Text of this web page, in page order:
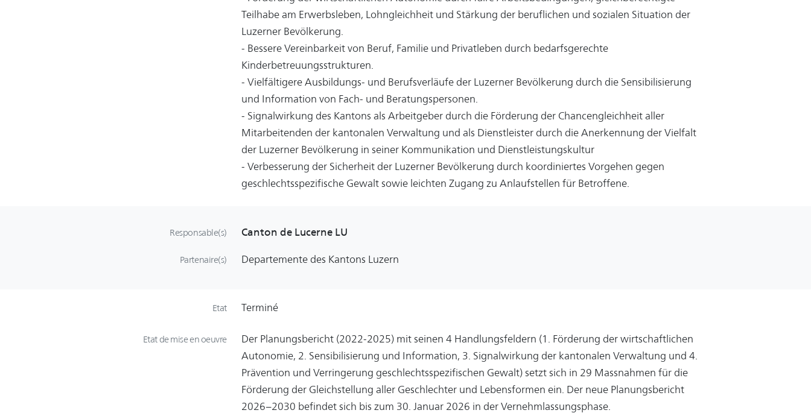
Teilhabe am Erwerbsleben, Lohngleichheit und Stärkung der beruflichen und sozialen Situation der
Luzerner Bevölkerung.
- Bessere Vereinbarkeit von Beruf, Familie und Privatleben durch bedarfsgerechte
Kinderbetreuungsstrukturen.
- Vielfältigere Ausbildungs- und Berufsverläufe der Luzerner Bevölkerung durch die Sensibilisierung
und Information von Fach- und Beratungspersonen.
- Signalwirkung des Kantons als Arbeitgeber durch die Förderung der Chancengleichheit aller
Mitarbeitenden der kantonalen Verwaltung und als Dienstleister durch die Anerkennung der Vielfalt
der Luzerner Bevölkerung in seiner Kommunikation und Dienstleistungskultur
- Verbesserung der Sicherheit der Luzerner Bevölkerung durch koordiniertes Vorgehen gegen
geschlechtsspezifische Gewalt sowie leichten Zugang zu Anlaufstellen für Betroffene.
Responsable(s) Canton de Lucerne LU
Partenaire(s) Departemente des Kantons Luzern
Etat Terminé
Etat de mise en oeuvre
Der Planungsbericht (2022-2025) mit seinen 4 Handlungsfeldern (1. Förderung der wirtschaftlichen
Autonomie, 2. Sensibilisierung und Information, 3. Signalwirkung der kantonalen Verwaltung und 4.
Prävention und Verringerung geschlechtsspezifischen Gewalt) setzt sich in 29 Massnahmen für die
Förderung der Gleichstellung aller Geschlechter und Lebensformen ein. Der neue Planungsbericht
2026–2030 befindet sich bis zum 30. Januar 2026 in der Vernehmlassungsphase.